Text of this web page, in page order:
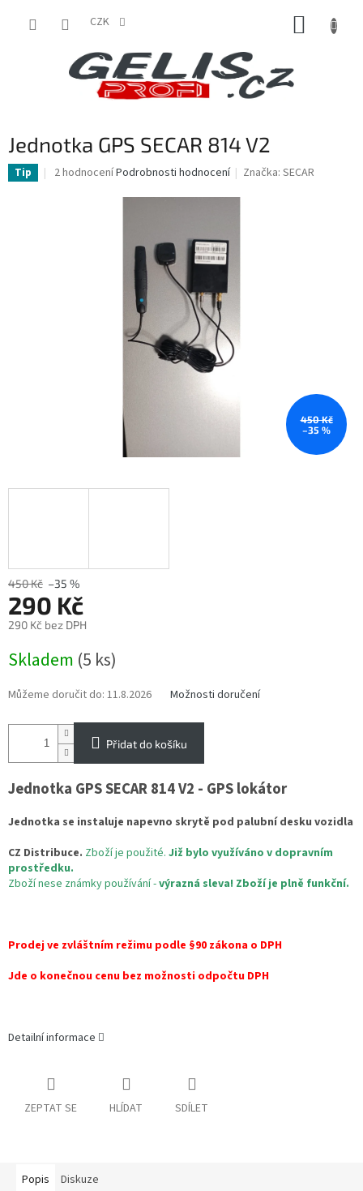
CZK
Jednotka GPS SECAR 814 V2
Tip
Průměrné
2 hodnoceníPodrobnosti hodnocení Značka:SECAR
450 Kč
–35 %
450 Kč –35 %
290 Kč
290 Kč bez DPH
cena:
Skladem (5 ks)
Můžeme doručit do: 11.8.2026 Možnosti doručení
Přidat do košíku
Jednotka GPS SECAR 814 V2 - GPS lokátor
Jednotka se instaluje napevno skrytě pod palubní desku vozidla
CZ Distribuce. Zboží je použité. Již bylo využíváno v dopravním
prostředku.
Zboží nese známky používání -výrazná sleva! Zboží je plně funkční.
Prodej ve zvláštním režimu podle §90 zákona o DPH
Jde o konečnou cenu bez možnosti odpočtu DPH
Detailní informace
ZEPTAT SE HLÍDAT SDÍLET
Popis Diskuze